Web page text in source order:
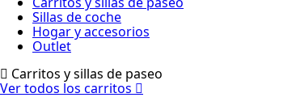
Sillas de coche
Hogar y accesorios
Outlet
Carritos y sillas de paseo
Ver todos los carritos